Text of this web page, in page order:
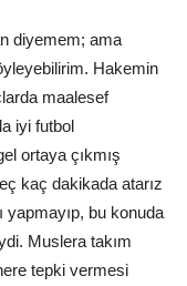
diyemem; ama
Hakemin
maalesef
iyi futbol
ortaya çıkmış
kaç dakikada atarız
yapmayıp, bu konuda
Muslera takım
tepki vermesi